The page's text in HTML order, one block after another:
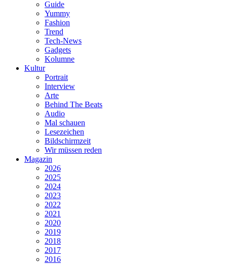
Guide
Yummy
Fashion
Trend
Tech-News
Gadgets
Kolumne
Kultur
Portrait
Interview
Arte
Behind The Beats
Audio
Mal schauen
Lesezeichen
Bildschirmzeit
Wir müssen reden
Magazin
2026
2025
2024
2023
2022
2021
2020
2019
2018
2017
2016